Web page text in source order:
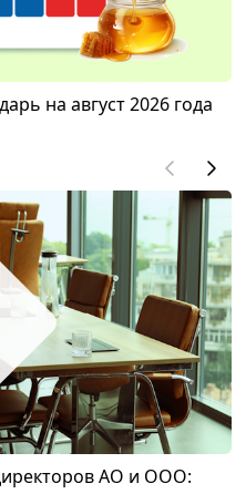
на август 2026 года
АО и ООО: